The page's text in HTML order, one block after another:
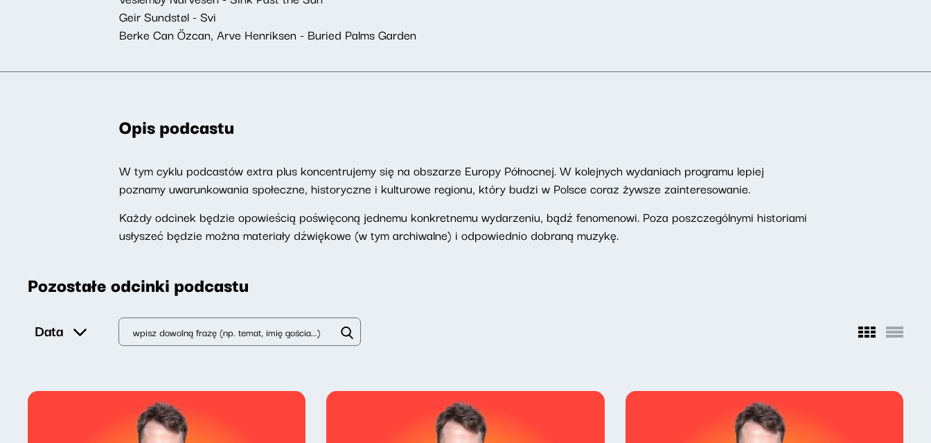
Geir Sundstøl - Svi
Berke Can Özcan, Arve Henriksen - Buried Palms Garden
Opis podcastu
W tym cyklu podcastów extra plus koncentrujemy się na obszarze Europy Północnej. W kolejnych wydaniach programu lepiej
poznamy uwarunkowania społeczne, historyczne i kulturowe regionu, który budzi w Polsce coraz żywsze zainteresowanie.
Każdy odcinek będzie opowieścią poświęconą jednemu konkretnemu wydarzeniu, bądź fenomenowi. Poza poszczególnymi historiami
usłyszeć będzie można materiały dźwiękowe (w tym archiwalne) i odpowiednio dobraną muzykę.
Pozostałe odcinki podcastu
Data